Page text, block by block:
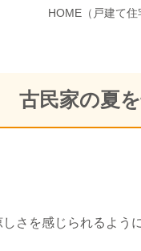
HOME （戸建て
古民家の夏
さを感じられるよう